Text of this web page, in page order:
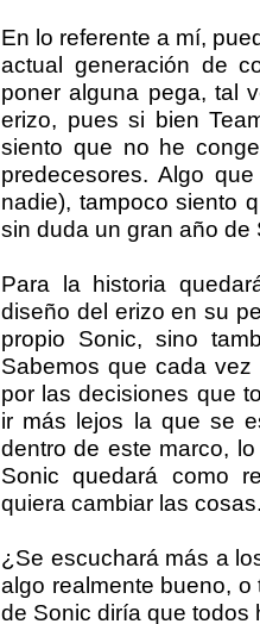
En lo referente a mí,
actual generación de
poner alguna pega, tal
erizo, pues si bien
siento que no he
predecesores. Algo
nadie), tampoco siento
sin duda un gran año de
Para la historia
diseño del erizo en su
propio Sonic, sino
Sabemos que cada
por las decisiones que
ir más lejos la que se
dentro de este marco,
Sonic quedará como
quiera cambiar las
¿Se escuchará más a
algo realmente bueno,
de Sonic diría que todos